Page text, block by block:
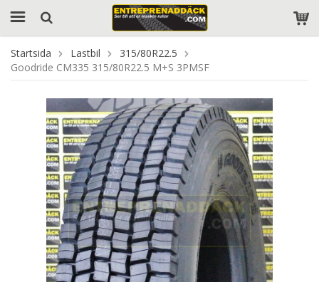
Startsida Lastbil
315/80R22.5
Goodride CM335 315/80R22.5 M+S 3PMSF